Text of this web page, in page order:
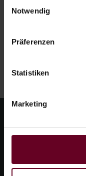
Notwendig
Präferenzen
Statistiken
Marketing